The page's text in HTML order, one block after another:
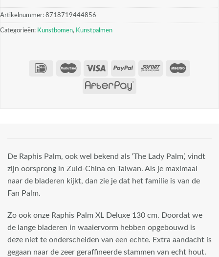
Artikelnummer: 8718719444856
Categorieën: Kunstbomen, Kunstpalmen
De Raphis Palm, ook wel bekend als ‘The Lady Palm’, vindt
zijn oorsprong in Zuid-China en Taiwan. Als je maximaal
naar de bladeren kijkt, dan zie je dat het familie is van de
Fan Palm.
Zo ook onze Raphis Palm XL Deluxe 130 cm. Doordat we
de lange bladeren in waaiervorm hebben opgebouwd is
deze niet te onderscheiden van een echte. Extra aandacht is
gegaan naar de zeer geraffineerde stammen van echt hout.